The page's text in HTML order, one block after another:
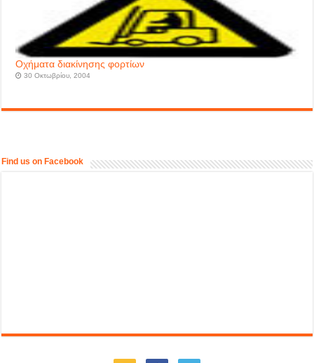
Oχήματα διακίνησης φορτίων
30 Οκτωβρίου, 2004
Find us on Facebook